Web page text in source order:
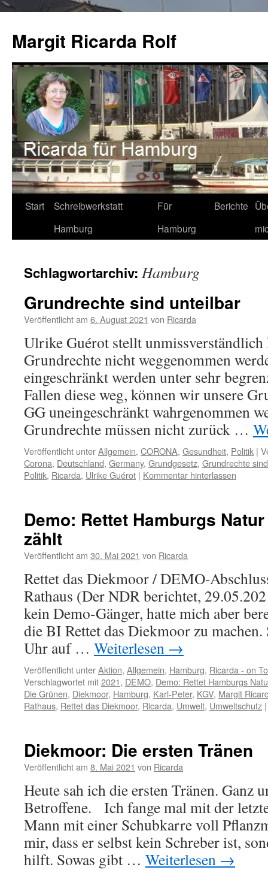
springen
Margit Ricarda Rolf
Start
Schreibwerkstatt
Hamburg
Für
Hamburg
Berichte
Schlagwortarchiv: Hamburg
Grundrechte sind unteilbar
Veröffentlicht am 6. August 2021 von Ricarda
Ulrike Guérot stellt unmissverständlich
Grundrechte nicht weggenommen
eingeschränkt werden unter sehr
Fallen diese weg, können wir unsere
GG uneingeschränkt wahrgenommen
Grundrechte müssen nicht zurück …
Veröffentlicht unterAllgemein, CORONA, Gesundheit, Politik |
Corona, Deutschland, Germany, Grundgesetz, Grundrechte
Politik, Ricarda, Ulrike Guérot | Kommentar hinterlassen
Demo: Rettet Hamburgs
zählt
Veröffentlicht am 30. Mai 2021 von Ricarda
Rettet das Diekmoor / DEMO-
Rathaus (Der NDR berichtet,
kein Demo-Gänger, hatte mich aber
die BI Rettet das Diekmoor zu
Uhr auf … Weiterlesen →
Veröffentlicht unterAktion, Allgemein, Hamburg, Ricarda - on
Verschlagwortet mit2021, DEMO, Demo: Rettet Hamburgs
Die Grünen, Diekmoor, Hamburg, Karl-Peter, KGV, Margit
Rathaus, Rettet das Diekmoor, Ricarda, Umwelt, Umweltschutz |
Diekmoor: Die ersten Tränen
Veröffentlicht am 8. Mai 2021 von Ricarda
Heute sah ich die ersten Tränen. Ganz
Betroffene. Ich fange mal mit der
Mann mit einer Schubkarre voll
mir, dass er selbst kein Schreber ist,
hilft. Sowas gibt … Weiterlesen →